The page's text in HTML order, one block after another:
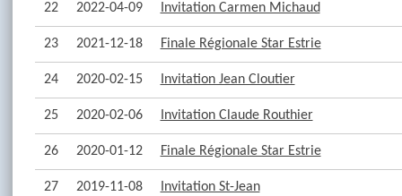
22 2022-04-09 Invitation Carmen Michaud
23 2021-12-18 Finale Régionale Star Estrie
24 2020-02-15 Invitation Jean Cloutier
25 2020-02-06 Invitation Claude Routhier
26 2020-01-12 Finale Régionale Star Estrie
27 2019-11-08 Invitation St-Jean